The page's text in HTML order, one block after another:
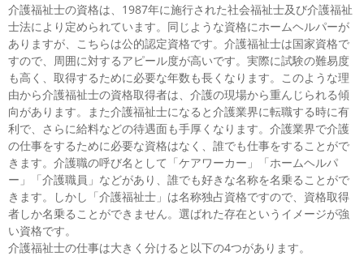
介護福祉士の資格は、1987年に施行された社会福祉士及び介護福祉
士法により定められています。同じような資格にホームヘルパーが
ありますが、こちらは公的認定資格です。介護福祉士は国家資格で
すので、周囲に対するアピール度が高いです。実際に試験の難易度
も高く、取得するために必要な年数も長くなります。このような理
由から介護福祉士の資格取得者は、介護の現場から重んじられる傾
向があります。また介護福祉士になると介護業界に転職する時に有
利で、さらに給料などの待遇面も手厚くなります。介護業界で介護
の仕事をするために必要な資格はなく、誰でも仕事をすることがで
きます。介護職の呼び名として「ケアワーカー」「ホームヘルパ
ー」「介護職員」などがあり、誰でも好きな名称を名乗ることがで
きます。しかし「介護福祉士」は名称独占資格ですので、資格取得
者しか名乗ることができません。選ばれた存在というイメージが強
い資格です。
介護福祉士の仕事は大きく分けると以下の4つがあります。